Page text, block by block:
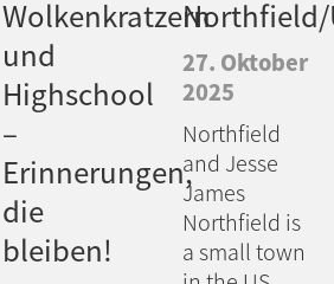
Wolkenkratzern
und
Highschool
–
Erinnerungen,
die
bleiben!
Northfield/
27. Oktober
2025
Northfield
and Jesse
James
Northfield is
a small town